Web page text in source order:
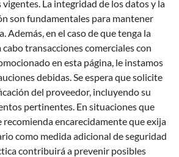
vigentes. La integridad de los datos y la
son fundamentales para mantener
Además, en el caso de que tenga la
transacciones comerciales con
en esta página, le instamos
debidas. Se espera que solicite
del proveedor, incluyendo su
pertinentes. En situaciones que
recomienda encarecidamente que exija
como medida adicional de seguridad
contribuirá a prevenir posibles